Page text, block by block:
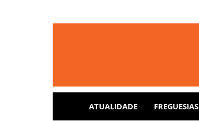
ATUALIDADE FREGUESIAS